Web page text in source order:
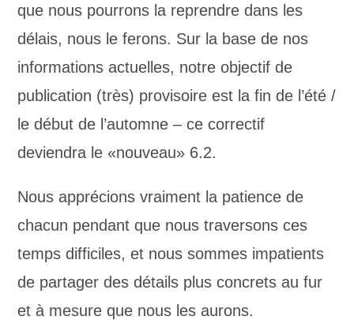
que nous pourrons la reprendre dans les
délais, nous le ferons. Sur la base de nos
informations actuelles, notre objectif de
publication (très) provisoire est la fin de l’été /
le début de l’automne – ce correctif
deviendra le «nouveau» 6.2.
Nous apprécions vraiment la patience de
chacun pendant que nous traversons ces
temps difficiles, et nous sommes impatients
de partager des détails plus concrets au fur
et à mesure que nous les aurons.